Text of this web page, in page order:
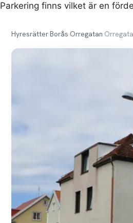
Parkering finns vilket är en
Hyresrätter›Borås›Orregatan›